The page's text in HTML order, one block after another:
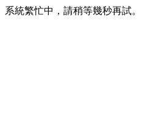
系統繁忙中，請稍等幾秒再試。